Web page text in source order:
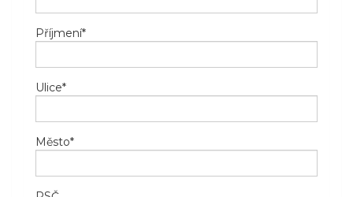
Příjmení*
Ulice*
Město*